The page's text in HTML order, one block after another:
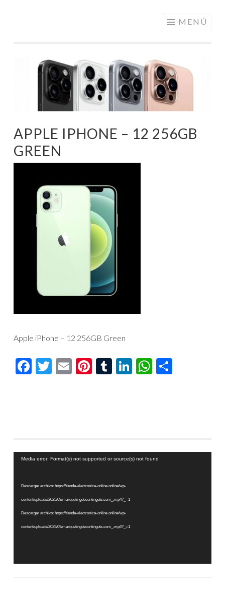
PRECIOS DE
ANDORRA
MENÚ
APPLE IPHONE – 12 256GB
GREEN
Apple iPhone – 12 256GB Green
Facebook
Twitter
EmailPinterest
Tumblr
LinkedIn
Reproductor
vídeo
Media error: Format(s) not supported or source(s) not found
Descargar archivo: https://tienda-electronica-online.online/wp-
content/uploads/2025/09/marquetingdecontinguts.com_.mp4?_=1
Descargar archivo: https://tienda-electronica-online.online/wp-
content/uploads/2025/09/marquetingdecontinguts.com_.mp4?_=1